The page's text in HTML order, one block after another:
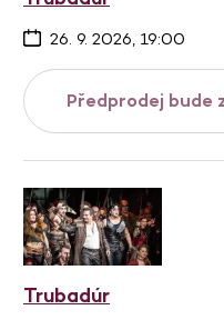
26. 9. 2026, 19:00
Předprodej bude
Trubadúr